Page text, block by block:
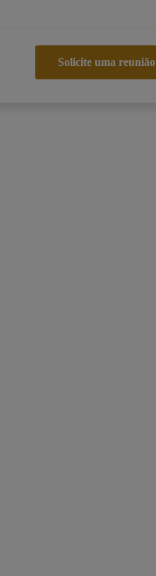
Solicite uma reunião